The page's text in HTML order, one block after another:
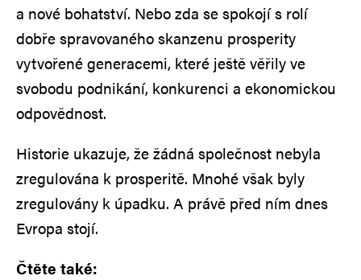
a nové bohatství. Nebo zda se spokojí s rolí
dobře spravovaného skanzenu prosperity
vytvořené generacemi, které ještě věřily ve
svobodu podnikání, konkurenci a ekonomickou
odpovědnost.
Historie ukazuje, že žádná společnost nebyla
zregulována k prosperitě. Mnohé však byly
zregulovány k úpadku. A právě před ním dnes
Evropa stojí.
Čtěte také: